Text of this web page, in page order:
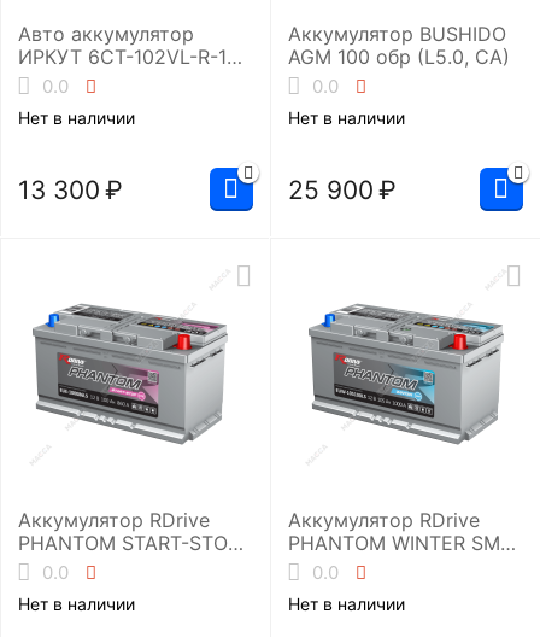
Авто аккумулятор
ИРКУТ 6CT-102VL-R-1
(UHD-L5EU)
0.0
Нет в наличии
13 300 ₽
Аккумулятор BUSHIDO
AGM 100 обр (L5.0, CA)
0.0
Нет в наличии
25 900 ₽
Аккумулятор RDrive
PHANTOM START-STOP
EFB EUE-100086L5
0.0
Нет в наличии
Аккумулятор RDrive
PHANTOM WINTER SMF
EUW-105100L5
0.0
Нет в наличии